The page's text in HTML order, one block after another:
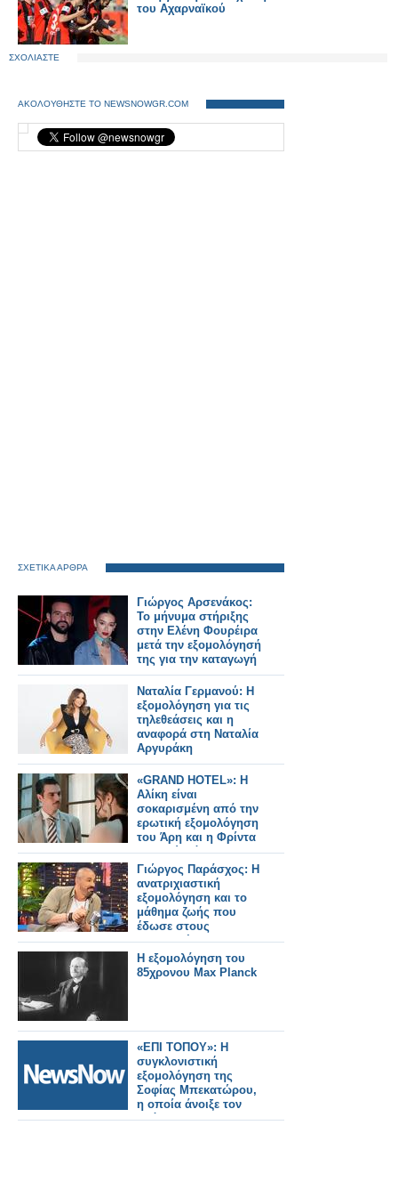
του Αχαρναϊκού
ΣΧΟΛΙΑΣΤΕ
ΑΚΟΛΟΥΘΗΣΤΕ ΤΟ NEWSNOWGR.COM
ΣΧΕΤΙΚΑ ΑΡΘΡΑ
Γιώργος Αρσενάκος:
Το μήνυμα στήριξης
στην Ελένη Φουρέιρα
μετά την εξομολόγησή
της για την καταγωγή
της
Ναταλία Γερμανού: Η
εξομολόγηση για τις
τηλεθεάσεις και η
αναφορά στη Ναταλία
Αργυράκη
«GRAND HOTEL»: H
Αλίκη είναι
σοκαρισμένη από την
ερωτική εξομολόγηση
του Άρη και η Φρίντα
τα ακούει όλα!
Γιώργος Παράσχος: Η
ανατριχιαστική
εξομολόγηση και το
μάθημα ζωής που
έδωσε στους
τηλεθεατές!
Η εξομολόγηση του
85χρονου Max Planck
«ΕΠΙ ΤΟΠΟΥ»: Η
συγκλονιστική
εξομολόγηση της
Σοφίας Μπεκατώρου,
η οποία άνοιξε τον
δρόμο για να